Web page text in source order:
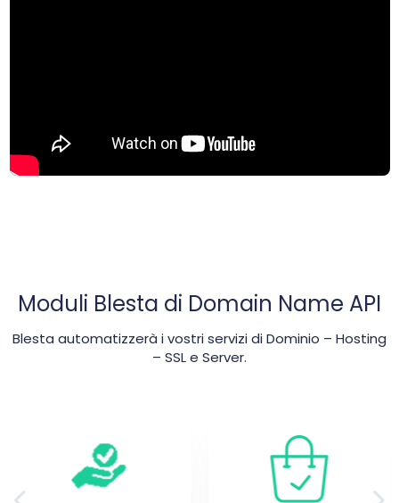
Moduli Blesta di Domain Name API
Blesta automatizzerà i vostri servizi di Dominio – Hosting
– SSL e Server.